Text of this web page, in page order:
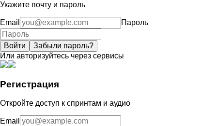
Укажите почту и пароль
Email Пароль
Войти
Забыли пароль?
Или авторизуйтесь через сервисы
Регистрация
Откройте доступ к спринтам и аудио
Email